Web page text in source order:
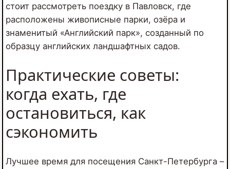
стоит рассмотреть поездку в Павловск, где
расположены живописные парки, озёра и
знаменитый «Английский парк», созданный по
образцу английских ландшафтных садов.
Практические советы:
когда ехать, где
остановиться, как
сэкономить
Лучшее время для посещения Санкт-Петербурга –